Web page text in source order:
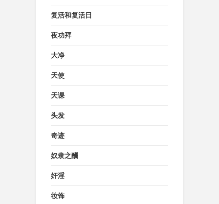
复活和复活日
夜功拜
大净
天使
天课
头发
奇迹
奴隶之酬
奸淫
妆饰